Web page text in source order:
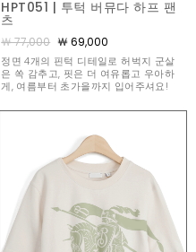
HPT051 | 투턱 버뮤다 하프 팬
츠
￦ 77,000 ￦ 69,000
정면 4개의 핀턱 디테일로 허벅지 군살
은 쏙 감추고, 핏은 더 여유롭고 우아하
게, 여름부터 초가을까지 입어주셔요!